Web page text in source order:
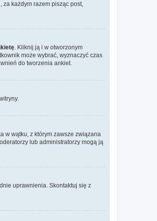
każdym razem pisząc post,
. Kliknij ją i w otworzonym
może wybrać, wyznaczyć czas
do tworzenia ankiet.
w wątku, z którym zawsze związana
lub administratorzy mogą ją
uprawnienia. Skontaktuj się z